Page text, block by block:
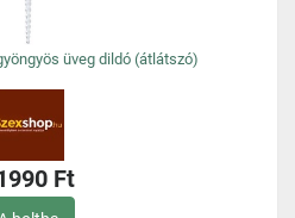
üveg dildó (átlátszó)
Ft